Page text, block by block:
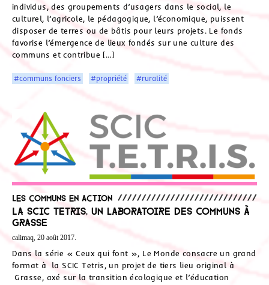
individus, des groupements d’usagers dans le social, le
culturel, l’agricole, le pédagogique, l’économique, puissent
disposer de terres ou de bâtis pour leurs projets. Le fonds
favorise l’émergence de lieux fondés sur une culture des
communs et contribue […]
#communs fonciers #propriété #ruralité
Les communs en action
La SCIC Tetris, un laboratoire des Communs à
Grasse
calimaq, 20 août 2017.
Dans la série « Ceux qui font », Le Monde consacre un grand
format à la SCIC Tetris, un projet de tiers lieu original à
Grasse, axé sur la transition écologique et l’éducation